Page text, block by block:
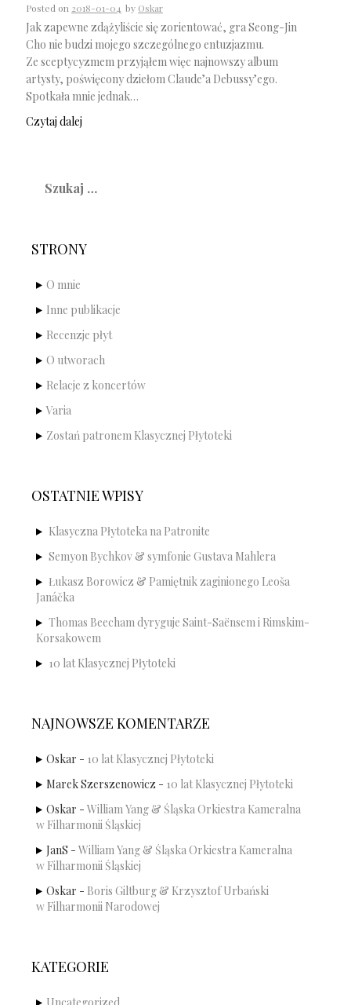
Posted on 2018-01-04 by Oskar
Jak zapewne zdążyliście się zorientować, gra Seong-Jin
Cho nie budzi mojego szczególnego entuzjazmu.
Ze sceptycyzmem przyjąłem więc najnowszy album
artysty, poświęcony dziełom Claude’a Debussy’ego.
Spotkała mnie jednak…
Czytaj dalej
STRONY
O mnie
Inne publikacje
Recenzje płyt
O utworach
Relacje z koncertów
Varia
Zostań patronem Klasycznej Płytoteki
OSTATNIE WPISY
Klasyczna Płytoteka na Patronite
Semyon Bychkov & symfonie Gustava Mahlera
Łukasz Borowicz & Pamiętnik zaginionego Leoša
Janáčka
Thomas Beecham dyryguje Saint-Saënsem i Rimskim-
Korsakowem
10 lat Klasycznej Płytoteki
NAJNOWSZE KOMENTARZE
Oskar - 10 lat Klasycznej Płytoteki
Marek Szerszenowicz - 10 lat Klasycznej Płytoteki
Oskar - William Yang & Śląska Orkiestra Kameralna
w Filharmonii Śląskiej
JanS - William Yang & Śląska Orkiestra Kameralna
w Filharmonii Śląskiej
Oskar - Boris Giltburg & Krzysztof Urbański
w Filharmonii Narodowej
KATEGORIE